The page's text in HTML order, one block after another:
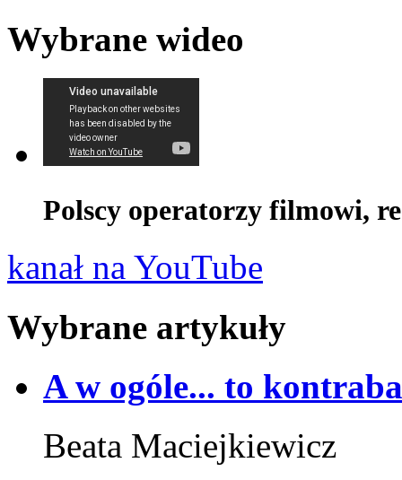
Wybrane wideo
Polscy operatorzy filmowi,
kanał na YouTube
Wybrane artykuły
A w ogóle... to
Beata Maciejkiewicz